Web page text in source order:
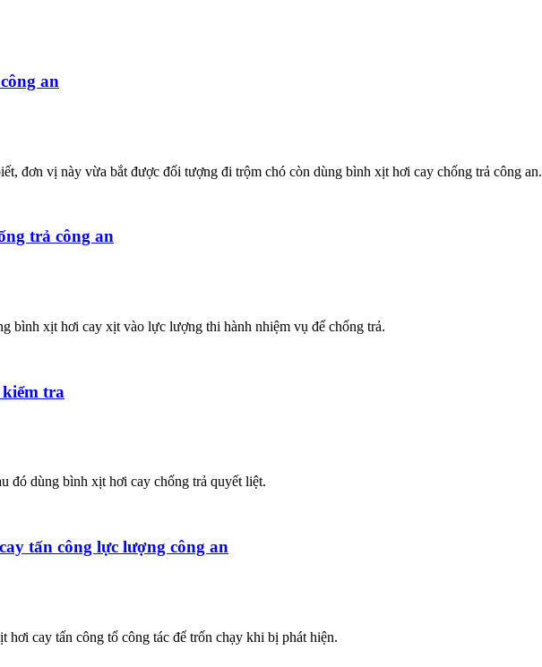
an
đơn vị này vừa bắt được đối tượng đi trộm chó còn dùng bình xịt hơi cay chống trả công an.
trả công an
bình xịt hơi cay xịt vào lực lượng thi hành nhiệm vụ để chống trả.
tra
đó dùng bình xịt hơi cay chống trả quyết liệt.
tấn công lực lượng công an
cay tấn công tổ công tác để trốn chạy khi bị phát hiện.